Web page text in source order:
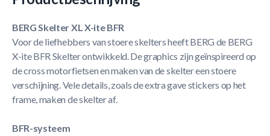
BERG Skelter XL X-ite BFR
Voor de liefhebbers van stoere skelters heeft BERG de BERG
X-ite BFR Skelter ontwikkeld. De graphics zijn geïnspireerd op
de cross motorfietsen en maken van de skelter een stoere
verschijning. Vele details, zoals de extra gave stickers op het
frame, maken de skelter af.
BFR-systeem